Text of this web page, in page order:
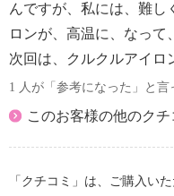
・コードプラグが傷つ
ない場合は使用をやめる
【同梱書類】
・特にご注意ください
【保証（有無）、保証
【原産国（地）】
んですが、私には、難し
ロンが、高温に、なって
次回は、クルクルアイロ
1 人が「参考になった」と言
このお客様の他のクチ
「クチコミ」は、ご購入い